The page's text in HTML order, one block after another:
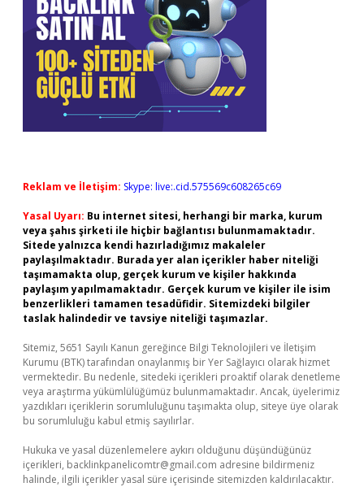
Reklam ve İletişim: Skype: live:.cid.575569c608265c69
Yasal Uyarı: Bu internet sitesi, herhangi bir marka, kurum
veya şahıs şirketi ile hiçbir bağlantısı bulunmamaktadır.
Sitede yalnızca kendi hazırladığımız makaleler
paylaşılmaktadır. Burada yer alan içerikler haber niteliği
taşımamakta olup, gerçek kurum ve kişiler hakkında
paylaşım yapılmamaktadır. Gerçek kurum ve kişiler ile isim
benzerlikleri tamamen tesadüfidir. Sitemizdeki bilgiler
taslak halindedir ve tavsiye niteliği taşımazlar.
Sitemiz, 5651 Sayılı Kanun gereğince Bilgi Teknolojileri ve İletişim
Kurumu (BTK) tarafından onaylanmış bir Yer Sağlayıcı olarak hizmet
vermektedir. Bu nedenle, sitedeki içerikleri proaktif olarak denetleme
veya araştırma yükümlülüğümüz bulunmamaktadır. Ancak, üyelerimiz
yazdıkları içeriklerin sorumluluğunu taşımakta olup, siteye üye olarak
bu sorumluluğu kabul etmiş sayılırlar.
Hukuka ve yasal düzenlemelere aykırı olduğunu düşündüğünüz
içerikleri, backlinkpanelicomtr@gmail.com adresine bildirmeniz
halinde, ilgili içerikler yasal süre içerisinde sitemizden kaldırılacaktır.